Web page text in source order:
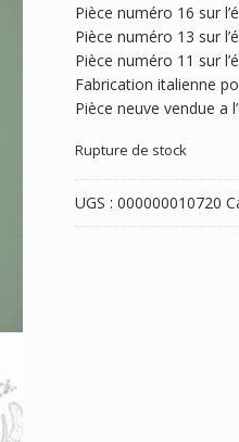
Pièce numéro 16 sur
Pièce numéro 13 sur
Pièce numéro 11 sur
Fabrication italienne
Pièce neuve vendue a
Rupture de stock
UGS : 000000010720